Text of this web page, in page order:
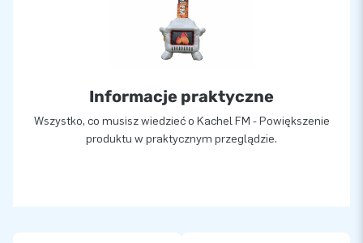
Informacje praktyczne
Wszystko, co musisz wiedzieć o Kachel FM - Powiększenie
produktu w praktycznym przeglądzie.